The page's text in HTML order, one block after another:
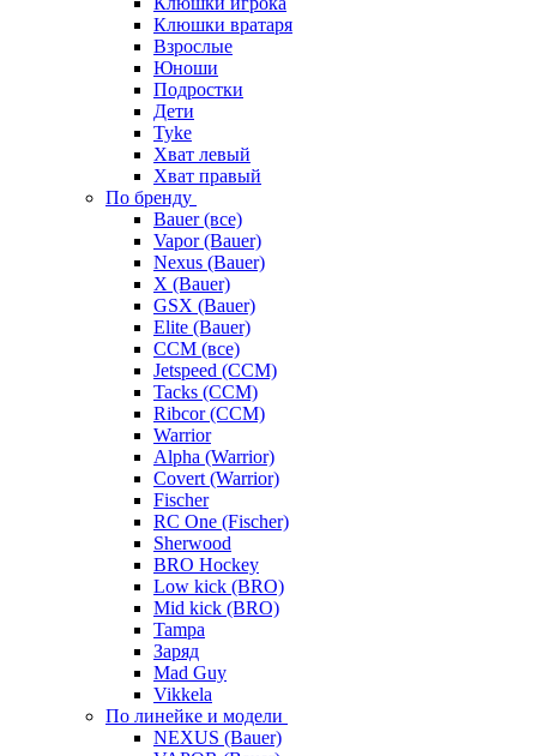
Клюшки вратаря
Взрослые
Юноши
Подростки
Дети
Tyke
Хват левый
Хват правый
По бренду
Bauer (все)
Vapor (Bauer)
Nexus (Bauer)
X (Bauer)
GSX (Bauer)
Elite (Bauer)
CCM (все)
Jetspeed (CCM)
Tacks (CCM)
Ribcor (CCM)
Warrior
Alpha (Warrior)
Covert (Warrior)
Fischer
RC One (Fischer)
Sherwood
BRO Hockey
Low kick (BRO)
Mid kick (BRO)
Tampa
Заряд
Mad Guy
Vikkela
По линейке и модели
NEXUS (Bauer)